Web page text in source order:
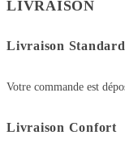
LIVRAISON
Livraison Standard
Votre commande est
Livraison Confort